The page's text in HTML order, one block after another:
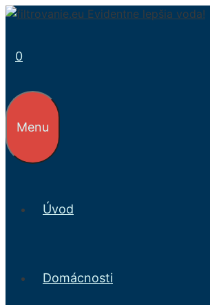
Preskočiť
0
Menu
Úvod
Domácnosti